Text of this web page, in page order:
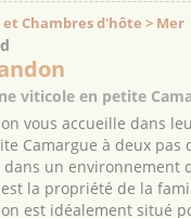
Chambres d'hôte > Mer
viticole en petite
vous accueille dans
Camargue à deux pas
un environnement
la propriété de la
est idéalement situé